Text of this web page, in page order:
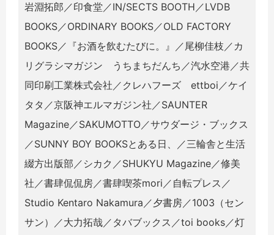
岩淵拓郎／印食堂／IN/SECTS BOOTH／LVDB
BOOKS／ORDINARY BOOKS／OLD FACTORY
BOOKS／『お酒を飲むたびに。』／尾柳佳枝／カ
リグラシマガジン うちまちだんち／汽水空港／共
同印刷工業株式会社／クレハフーズ ettboi／ケイ
タタ／京阪神エルマガジン社／SAUNTER
Magazine／SAKUMOTTO／サウダージ・ブックス
／SUNNY BOY BOOKSとある日、／三輪舎と生活
綴方出版部／シカク／SHUKYU Magazine／修美
社／書肆侃侃房／書肆喫茶mori／自転プレス／
Studio Kentaro Nakamura／夕書房／1003（セン
サン）／大力拓哉／タバブックス／toi books／灯